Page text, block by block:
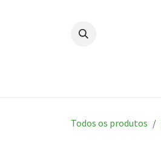
Todos os produtos